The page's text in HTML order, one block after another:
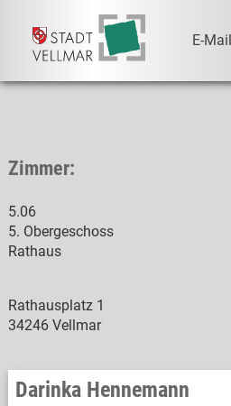
E-
Zimmer:
5.06
5. Obergeschoss
Rathaus
Rathausplatz 1
34246 Vellmar
Darinka Hennemann